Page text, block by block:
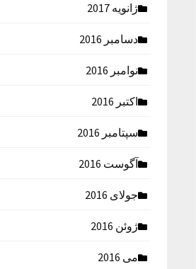
ژانویه 2017
دسامبر 2016
نوامبر 2016
اکتبر 2016
سپتامبر 2016
آگوست 2016
جولای 2016
ژوئن 2016
می 2016